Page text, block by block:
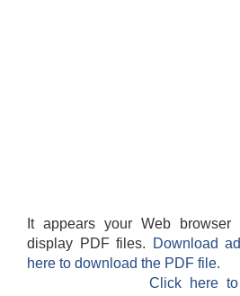
It appears your Web
display PDF files.
Download
here to download the PDF file.
Click here